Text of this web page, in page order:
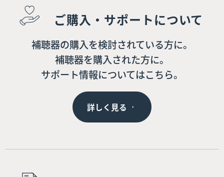
ご購入・サポートについて
補聴器の購入を検討されている方に。
補聴器を購入された方に。
サポート情報についてはこちら。
詳しく見る